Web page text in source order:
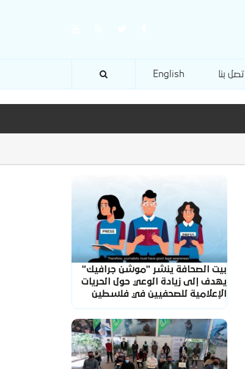
اتصل بنا English
بيت الصحافة ينشر "موشن جرافيك"
يهدف إلى زيادة الوعي حول الحريات
الإعلامية للصحفيين في فلسطين